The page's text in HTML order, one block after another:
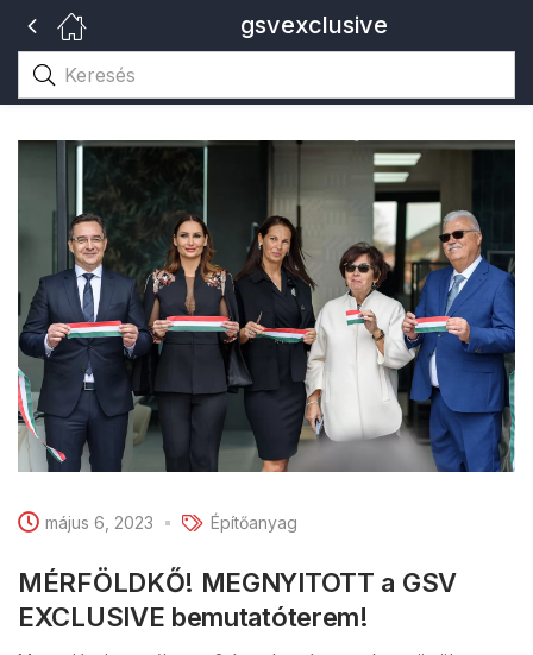
gsvexclusive
május 6, 2023 Építőanyag
MÉRFÖLDKŐ! MEGNYITOTT a GSV
EXCLUSIVE bemutatóterem!